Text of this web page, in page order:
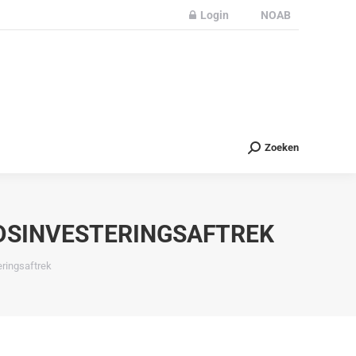
Login NOAB
Zoeken
Partners Nieuws Contact Zoeken